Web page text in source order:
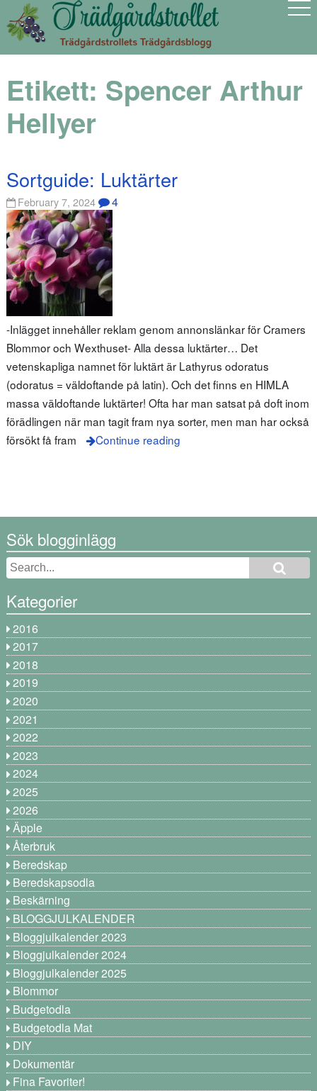
Etikett: Spencer Arthur
Hellyer
Sortguide: Luktärter
February 7, 2024 4
-Inlägget innehåller reklam genom annonslänkar för Cramers
Blommor och Wexthuset- Alla dessa luktärter… Det
vetenskapliga namnet för luktärt är Lathyrus odoratus
(odoratus = väldoftande på latin). Och det finns en HIMLA
massa väldoftande luktärter! Ofta har man satsat på doft inom
förädlingen när man tagit fram nya sorter, men man har också
försökt få fram
Continue reading
Sök blogginlägg
Kategorier
2016
2017
2018
2019
2020
2021
2022
2023
2024
2025
2026
Äpple
Återbruk
Beredskap
Beredskapsodla
Beskärning
BLOGGJULKALENDER
Bloggjulkalender 2023
Bloggjulkalender 2024
Bloggjulkalender 2025
Blommor
Budgetodla
Budgetodla Mat
DIY
Dokumentär
Fina Favoriter!